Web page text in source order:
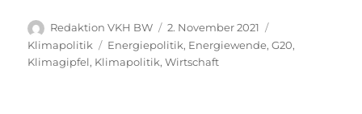
Autor
Redaktion VKH BW
Veröffentlicht
am
2. November 2021
Klimapolitik
Schlagwörter
Energiepolitik, Energiewende,G20,
Klimagipfel, Klimapolitik,Wirtschaft